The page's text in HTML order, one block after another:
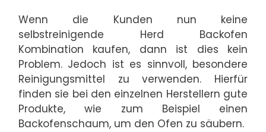
Wenn die Kunden nun keine
selbstreinigende Herd Backofen
Kombination kaufen, dann ist dies kein
Problem. Jedoch ist es sinnvoll, besondere
Reinigungsmittel zu verwenden. Hierfür
finden sie bei den einzelnen Herstellern gute
Produkte, wie zum Beispiel einen
Backofenschaum, um den Ofen zu säubern.